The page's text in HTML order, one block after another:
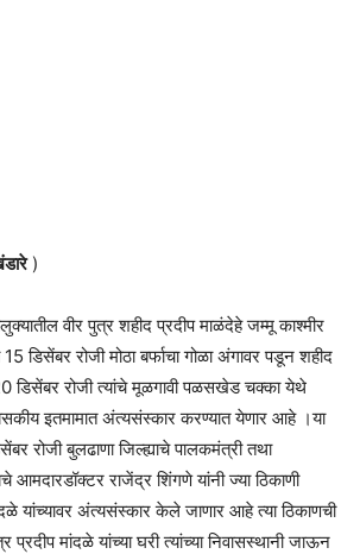
)
वीर पुत्र शहीद प्रदीप माळंदेहे जम्मू काश्मीर
डिसेंबर रोजी मोठा बर्फाचा गोळा अंगावर पडून शहीद
डिसेंबर रोजी त्यांचे मूळगावी पळसखेड चक्का येथे
इतमामात अंत्यसंस्कार करण्यात येणार आहे ।या
रोजी बुलढाणा जिल्ह्याचे पालकमंत्री तथा
आमदारडॉक्टर राजेंद्र शिंगणे यांनी ज्या ठिकाणी
यांच्यावर अंत्यसंस्कार केले जाणार आहे त्या ठिकाणची
प्रदीप मांदळे यांच्या घरी त्यांच्या निवासस्थानी जाऊन